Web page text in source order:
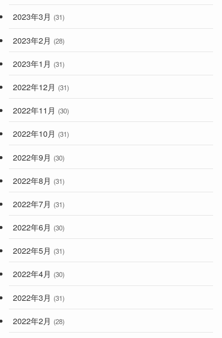
2023年3月 (31)
2023年2月 (28)
2023年1月 (31)
2022年12月 (31)
2022年11月 (30)
2022年10月 (31)
2022年9月 (30)
2022年8月 (31)
2022年7月 (31)
2022年6月 (30)
2022年5月 (31)
2022年4月 (30)
2022年3月 (31)
2022年2月 (28)